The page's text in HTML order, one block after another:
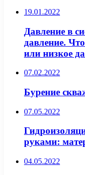
19.01.2022
Давление в
давление.
или низкое
07.02.2022
Бурение
07.05.2022
руками:
04.05.2022